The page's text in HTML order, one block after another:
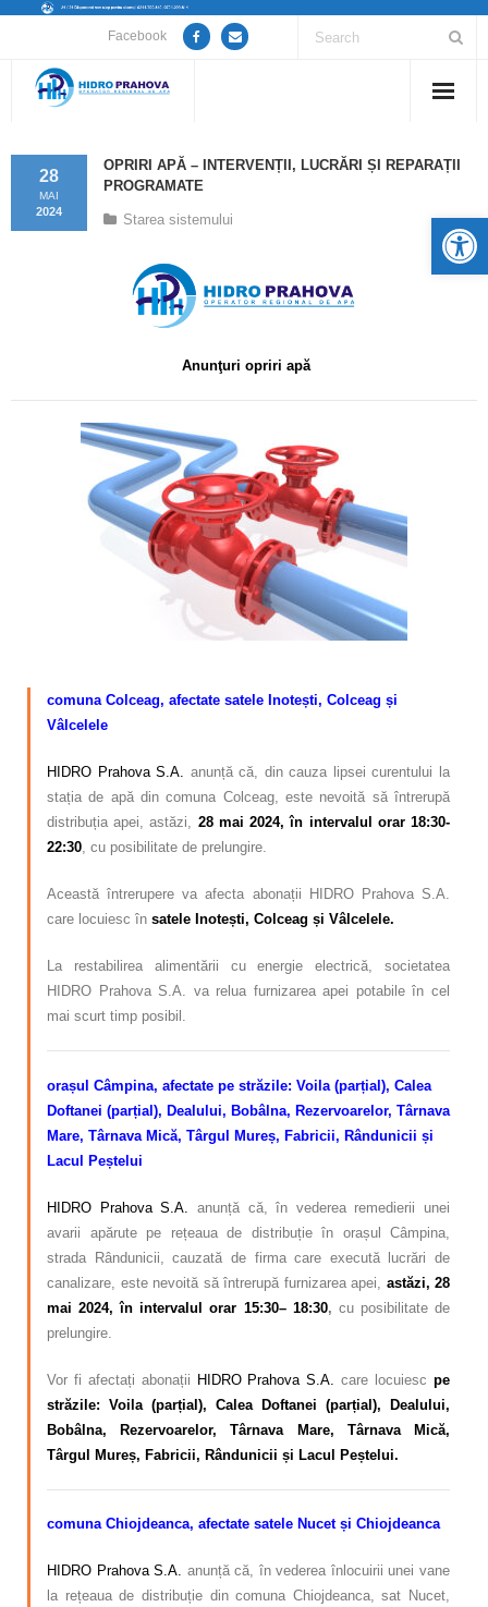
Facebook
Despre noi
Guvernanță Corporativă
Informații de interes public
Calitatea apei
OPRIRI APĂ – INTERVENȚII, LUCRĂRI ȘI REPARAȚII
PROGRAMATE
28
MAI
2024 Starea sistemului
Anunţuri opriri apă
comuna Colceag, afectate satele Inotești, Colceag și
Vâlcelele
HIDRO Prahova S.A. anunță că, din cauza lipsei curentului la
stația de apă din comuna Colceag, este nevoită să întrerupă
distribuția apei, astăzi, 28 mai 2024, în intervalul orar 18:30-
22:30, cu posibilitate de prelungire.
Această întrerupere va afecta abonații HIDRO Prahova S.A.
care locuiesc în satele Inotești, Colceag și Vâlcelele.
La restabilirea alimentării cu energie electrică, societatea
HIDRO Prahova S.A. va relua furnizarea apei potabile în cel
mai scurt timp posibil.
orașul Câmpina, afectate pe străzile: Voila (parțial), Calea
Doftanei (parțial), Dealului, Bobâlna, Rezervoarelor, Târnava
Mare, Târnava Mică, Târgul Mureș, Fabricii, Rândunicii și
Lacul Peștelui
HIDRO Prahova S.A.
anunță că, în vederea remedierii unei
avarii apărute pe rețeaua de distribuție în orașul Câmpina,
strada Rândunicii,cauzată de firma care execută lucrări de
canalizare, este nevoită să întrerupă furnizarea apei, astăzi, 28
mai 2024, în intervalul orar 15:30– 18:30, cu posibilitate de
prelungire.
Vor fi afectați abonații HIDRO Prahova S.A. care locuiescpe
străzile: Voila (parțial), Calea Doftanei (parțial), Dealului,
Bobâlna, Rezervoarelor, Târnava Mare, Târnava Mică,
Târgul Mureș, Fabricii, Rândunicii și Lacul Peștelui.
comuna Chiojdeanca, afectate satele Nucet și Chiojdeanca
HIDRO Prahova S.A. anunță că, în vederea înlocuirii unei vane
la rețeaua de distribuție din comuna Chiojdeanca, sat Nucet,